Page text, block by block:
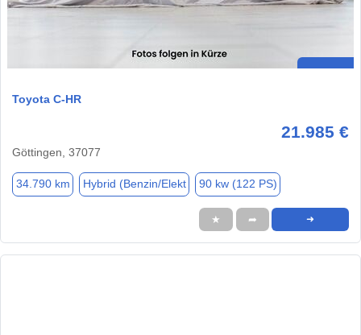
Toyota C-HR
21.985 €
Göttingen, 37077
34.790 km Hybrid (Benzin/Elekt 90 kw (122 PS)
★ ➦ ➜